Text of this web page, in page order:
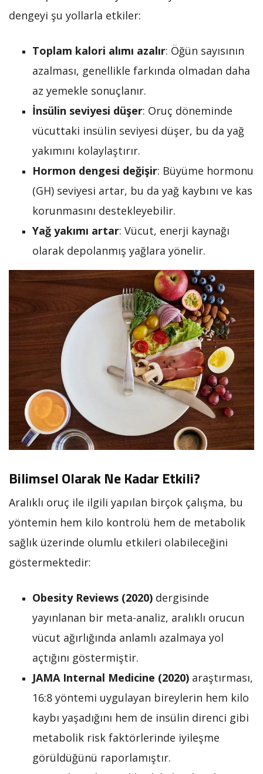
dengeyi şu yollarla etkiler:
Toplam kalori alımı azalır: Öğün sayısının
azalması, genellikle farkında olmadan daha
az yemekle sonuçlanır.
İnsülin seviyesi düşer: Oruç döneminde
vücuttaki insülin seviyesi düşer, bu da yağ
yakımını kolaylaştırır.
Hormon dengesi değişir: Büyüme hormonu
(GH) seviyesi artar, bu da yağ kaybını ve kas
korunmasını destekleyebilir.
Yağ yakımı artar: Vücut, enerji kaynağı
olarak depolanmış yağlara yönelir.
Bilimsel Olarak Ne Kadar Etkili?
Aralıklı oruç ile ilgili yapılan birçok çalışma, bu
yöntemin hem kilo kontrolü hem de metabolik
sağlık üzerinde olumlu etkileri olabileceğini
göstermektedir:
Obesity Reviews (2020) dergisinde
yayınlanan bir meta-analiz, aralıklı orucun
vücut ağırlığında anlamlı azalmaya yol
açtığını göstermiştir.
JAMA Internal Medicine (2020) araştırması,
16:8 yöntemi uygulayan bireylerin hem kilo
kaybı yaşadığını hem de insülin direnci gibi
metabolik risk faktörlerinde iyileşme
görüldüğünü raporlamıştır.